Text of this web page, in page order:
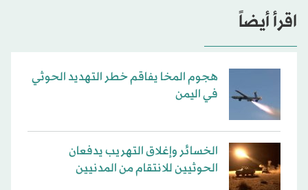
اقرأ أيضاً
هجوم المخا يفاقم خطر التهديد الحوثي
في اليمن
الخسائر وإغلاق التهريب يدفعان
الحوثيين للانتقام من المدنيين